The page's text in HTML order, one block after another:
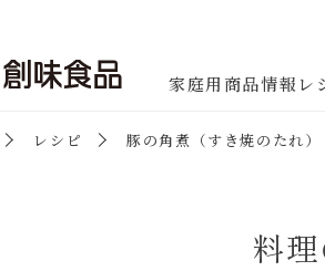
家庭用商品情報 レ
レシピ 豚の角煮（すき焼のたれ）
料理